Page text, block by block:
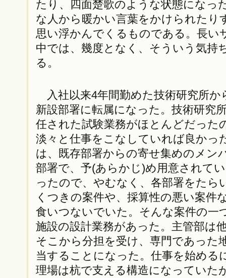
たり、四面楚歌のような状態になっ
な人から暖かい言葉をかけられたり
思い浮かんでくるものである。長い
中では、幾度となく、そういう気持
る。
入社以来4年間勤めた技術研究所か
新設部署に転属になった。技術研究
任された試験業務がほとんどだった
淡々と仕事をこなしていれば良かっ
は、既存部署からの寄せ集めのメン
部署で、予(あらかじ)め用意されて
ったので、やむなく、各部署をたら
くつきの案件や、採算性の悪い案件
食いつないでいた。そんな案件の一
施設の設計業務があった。主管部は
そこから分担を受け、専門であった
当することになった。仕事を始める
理場は杭で支える構造になっていた